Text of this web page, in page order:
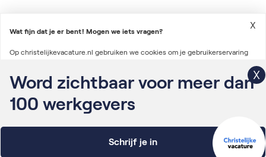
2026 © Christelijke Vacature
Voorwaarden vacatureplaatsing
Algemene voorwaarden
Onderdeel van Irys Vacaturelab
Wat fijn dat je er bent! Mogen we iets vragen?
Op christelijkevacature.nl gebruiken we cookies om je gebruikerservaring
te verbeteren en advertenties te personaliseren. We gebruiken ook cookies
om gegevens te verzamelen voor het personaliseren van content en het
meten van de effectiviteit van onze advertenties via derde partijen.
ALLES ACCEPTEREN
X
Word zichtbaar voor meer dan
100 werkgevers
Schrijf je in